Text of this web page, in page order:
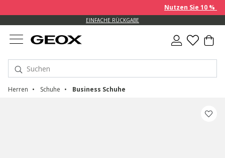
Nutzen Sie 10 % EXTRA
EINFACHE RÜCKGABE
Herren Schuhe Business Schuhe